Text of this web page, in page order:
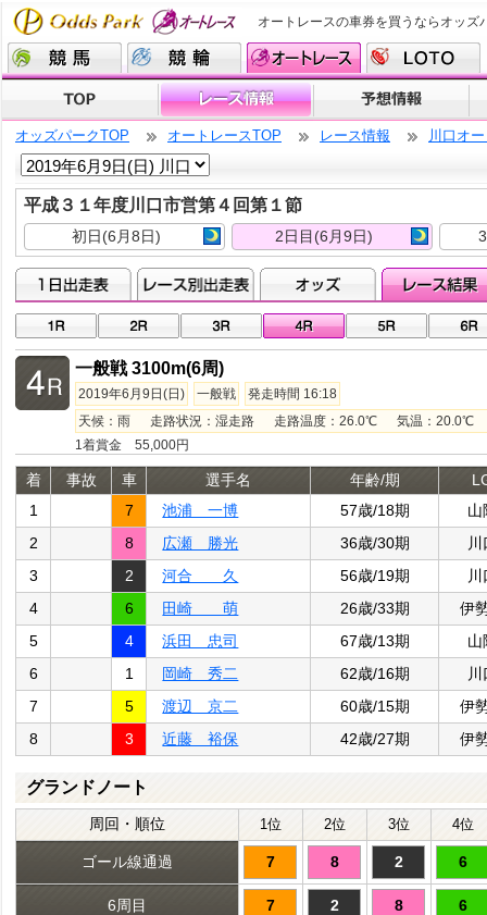
オートレースの車券を買うならオッズ
オッズパークTOP オートレースTOP レース情報 川口オ
平成３１年度川口市営第４回第１節
初日(6月8日) 2日目(6月9日)
一般戦 3100m(6周)
2019年6月9日(日) 一般戦
発走時間 16:18
天候：雨 走路状況：湿走路 走路温度：26.0℃ 気温：20.0℃
1着賞金 55,000円
着 事故 車 選手名 年齢/期
1
7 池浦 一博 57歳/18期
山
2
8 広瀬 勝光 36歳/30期
川
3
2 河合 久 56歳/19期
川
4
6 田崎 萌 26歳/33期
伊
5
4 浜田 忠司 67歳/13期
山
6
1 岡崎 秀二 62歳/16期
川
7
5 渡辺 京二 60歳/15期
伊
8
3 近藤 裕保 42歳/27期 伊
グランドノート
周回・順位 1位 2位 3位 4位
ゴール線通過 7 8 2 6
6周目 7 2 8 6